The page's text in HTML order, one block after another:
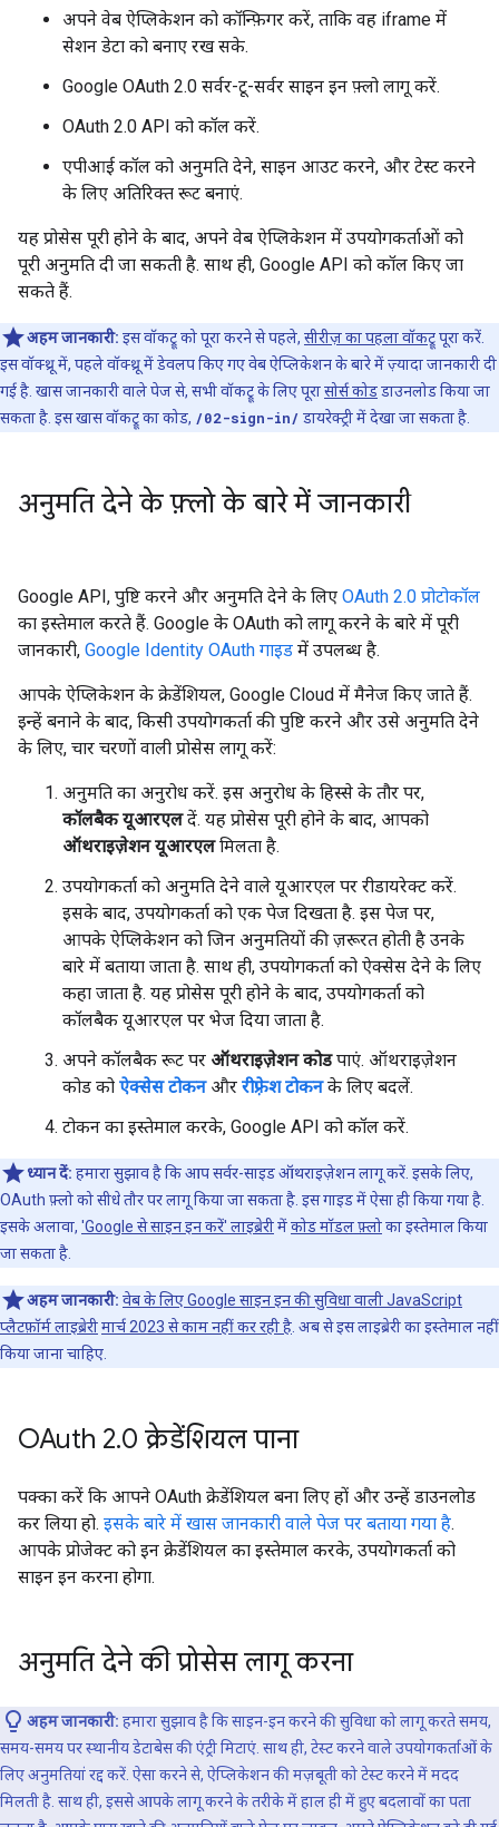
अपने वेब ऐप्लिकेशन को कॉन्फ़िगर करें, ताकि वह iframe में
सेशन डेटा को बनाए रख सके.
Google OAuth 2.0 सर्वर-टू-सर्वर साइन इन फ़्लो लागू करें.
OAuth 2.0 API को कॉल करें.
एपीआई कॉल को अनुमति देने, साइन आउट करने, और टेस्ट करने
के लिए अतिरिक्त रूट बनाएं.
यह प्रोसेस पूरी होने के बाद, अपने वेब ऐप्लिकेशन में उपयोगकर्ताओं को
पूरी अनुमति दी जा सकती है. साथ ही, Google API को कॉल किए जा
सकते हैं.
अहम जानकारी: इस वॉकट्रू को पूरा करने से पहले, सीरीज़ का पहला वॉकट्रूपूरा करें.
इस वॉक्थ्रू में, पहले वॉक्थ्रू में डेवलप किए गए वेब ऐप्लिकेशन के बारे में ज़्यादा जानकारी दी
गई है. खास जानकारी वाले पेज से, सभी वॉकट्रू के लिए पूरासोर्स कोडडाउनलोड किया जा
सकता है. इस खास वॉकट्रू का कोड, /02-sign-in/ डायरेक्ट्री में देखा जा सकता है.
अनुमति देने के फ़्लो के बारे में जानकारी
Google API, पुष्टि करने और अनुमति देने के लिए OAuth 2.0 प्रोटोकॉल
का इस्तेमाल करते हैं. Google के OAuth को लागू करने के बारे में पूरी
जानकारी, Google Identity OAuth गाइड में उपलब्ध है.
आपके ऐप्लिकेशन के क्रेडेंशियल, Google Cloud में मैनेज किए जाते हैं.
इन्हें बनाने के बाद, किसी उपयोगकर्ता की पुष्टि करने और उसे अनुमति देने
के लिए, चार चरणों वाली प्रोसेस लागू करें:
अनुमति का अनुरोध करें. इस अनुरोध के हिस्से के तौर पर,
कॉलबैक यूआरएलदें. यह प्रोसेस पूरी होने के बाद, आपको
ऑथराइज़ेशन यूआरएलमिलता है.
उपयोगकर्ता को अनुमति देने वाले यूआरएल पर रीडायरेक्ट करें.
इसके बाद, उपयोगकर्ता को एक पेज दिखता है. इस पेज पर,
आपके ऐप्लिकेशन को जिन अनुमतियों की ज़रूरत होती है उनके
बारे में बताया जाता है. साथ ही, उपयोगकर्ता को ऐक्सेस देने के लिए
कहा जाता है. यह प्रोसेस पूरी होने के बाद, उपयोगकर्ता को
कॉलबैक यूआरएल पर भेज दिया जाता है.
अपने कॉलबैक रूट पर ऑथराइज़ेशन कोडपाएं. ऑथराइज़ेशन
कोड को ऐक्सेस टोकनऔर रीफ़्रेश टोकनके लिए बदलें.
टोकन का इस्तेमाल करके, Google API को कॉल करें.
ध्यान दें: हमारा सुझाव है कि आप सर्वर-साइड ऑथराइज़ेशन लागू करें. इसके लिए,
OAuth फ़्लो को सीधे तौर पर लागू किया जा सकता है. इस गाइड में ऐसा ही किया गया है.
इसके अलावा, 'Google से साइन इन करें' लाइब्रेरीमेंकोड मॉडल फ़्लोका इस्तेमाल किया
जा सकता है.
अहम जानकारी: वेब के लिए Google साइन इन की सुविधा वाली JavaScript
प्लैटफ़ॉर्म लाइब्रेरीमार्च 2023 से काम नहीं कर रही है . अब से इस लाइब्रेरी का इस्तेमाल नहीं
किया जाना चाहिए.
OAuth 2.0 क्रेडेंशियल पाना
पक्का करें कि आपने OAuth क्रेडेंशियल बना लिए हों और उन्हें डाउनलोड
कर लिया हो. इसके बारे में खास जानकारी वाले पेज पर बताया गया है.
आपके प्रोजेक्ट को इन क्रेडेंशियल का इस्तेमाल करके, उपयोगकर्ता को
साइन इन करना होगा.
अनुमति देने की प्रोसेस लागू करना
अहम जानकारी: हमारा सुझाव है कि साइन-इन करने की सुविधा को लागू करते समय,
समय-समय पर स्थानीय डेटाबेस की एंट्री मिटाएं. साथ ही, टेस्ट करने वाले उपयोगकर्ताओं के
लिए अनुमतियां रद्द करें. ऐसा करने से, ऐप्लिकेशन की मज़बूती को टेस्ट करने में मदद
मिलती है. साथ ही, इससे आपके लागू करने के तरीके में हाल ही में हुए बदलावों का पता